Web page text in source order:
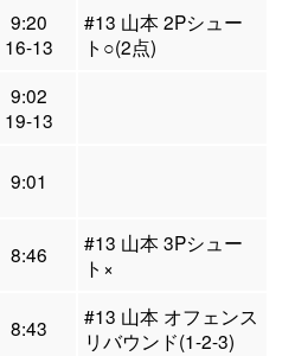
9:20
16-13
#13 山本 2Pシュー
ト○(2点)
9:02
19-13
9:01
8:46
#13 山本 3Pシュー
ト×
8:43
#13 山本 オフェンス
リバウンド(1-2-3)